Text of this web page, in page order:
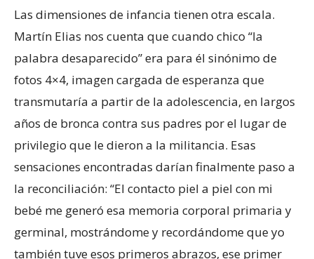
Las dimensiones de infancia tienen otra escala.
Martín Elias nos cuenta que cuando chico “la
palabra desaparecido” era para él sinónimo de
fotos 4×4, imagen cargada de esperanza que
transmutaría a partir de la adolescencia, en largos
años de bronca contra sus padres por el lugar de
privilegio que le dieron a la militancia. Esas
sensaciones encontradas darían finalmente paso a
la reconciliación: “El contacto piel a piel con mi
bebé me generó esa memoria corporal primaria y
germinal, mostrándome y recordándome que yo
también tuve esos primeros abrazos, ese primer